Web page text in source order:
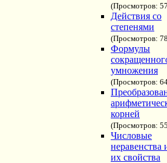
(Просмотров:
Действия со
степенями
(Просмотров:
Формулы
умножения
(Просмотров:
корней
(Просмотров:
Числовые
неравенства
их свойства